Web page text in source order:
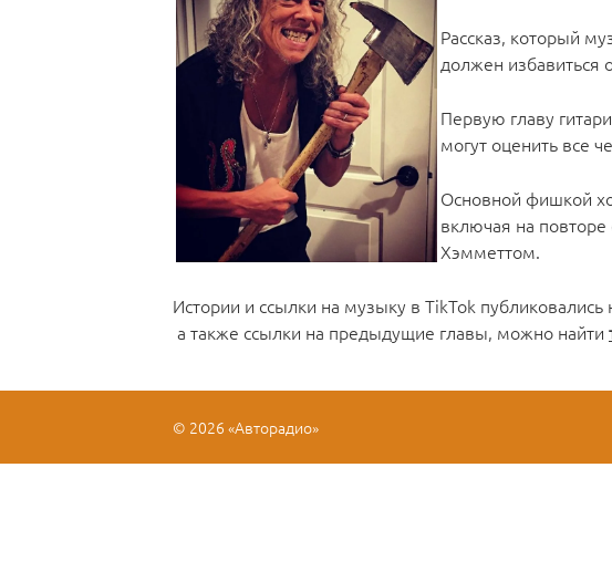
Рассказ, который
должен избавиться
Первую главу
могут оценить все
Основной фишкой
включая на
Хэмметтом.
Истории и ссылки на музыку в TikTok
а также ссылки на предыдущие главы, можно найти
© 2026 «Авторадио»